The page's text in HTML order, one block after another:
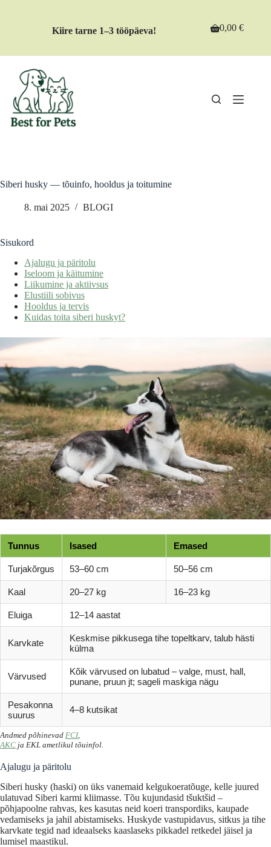
Kiire tarne 1–3 tööpäeva!
Shopping
0,00€
Siberi husky — tõuinfo, hooldus ja toitumine
8. mai 2025 BLOGI
Sisukord
Ajalugu ja päritolu
Iseloom ja käitumine
Liikumine ja aktiivsus
Elustiili sobivus
Hooldus ja tervis
Kuidas toita siberi huskyt?
Tunnus Isased Emased
Turjakõrgus 53–60 cm 50–56 cm
Kaal 20–27 kg 16–23 kg
Eluiga 12–14 aastat
Karvkate
Keskmise pikkusega tihe topeltkarv, talub hästi
külma
Värvused
Kõik värvused on lubatud – valge, must, hall,
punane, pruun jt; sageli maskiga nägu
Pesakonna
suurus
4–8 kutsikat
Andmed põhinevad FCI,
AKC ja EKL ametlikul tõuinfol.
Ajalugu ja päritolu
Siberi husky (haski) on üks vanemaid kelgukoeratõuge, kelle juured
ulatuvad Siberi karmi kliimasse. Tõu kujundasid tšuktšid –
põhjapoolne rahvas, kes kasutas neid koeri transpordiks, kaupade
vedamiseks ja jahil abistamiseks. Huskyde vastupidavus, sitkus ja tihe
karvkate tegid nad ideaalseks kaaslaseks pikkadel retkedel jäisel ja
lumisel maastikul.